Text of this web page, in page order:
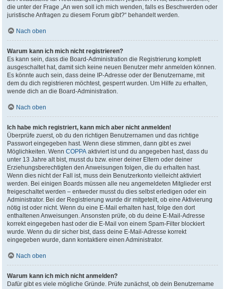
die unter der Frage „An wen soll ich mich wenden, falls es Beschwerden oder
juristische Anfragen zu diesem Forum gibt?“ behandelt werden.
Nach oben
Warum kann ich mich nicht registrieren?
Es kann sein, dass die Board-Administration die Registrierung komplett
ausgeschaltet hat, damit sich keine neuen Benutzer mehr anmelden können.
Es könnte auch sein, dass deine IP-Adresse oder der Benutzername, mit
dem du dich registrieren möchtest, gesperrt wurden. Um Hilfe zu erhalten,
wende dich an die Board-Administration.
Nach oben
Ich habe mich registriert, kann mich aber nicht anmelden!
Überprüfe zuerst, ob du den richtigen Benutzernamen und das richtige
Passwort eingegeben hast. Wenn diese stimmen, dann gibt es zwei
Möglichkeiten. WennCOPPA aktiviert ist und du angegeben hast, dass du
unter 13 Jahre alt bist, musst du bzw. einer deiner Eltern oder deiner
Erziehungsberechtigten den Anweisungen folgen, die du erhalten hast.
Wenn dies nicht der Fall ist, muss dein Benutzerkonto vielleicht aktiviert
werden. Bei einigen Boards müssen alle neu angemeldeten Mitglieder erst
freigeschaltet werden – entweder musst du dies selbst erledigen oder ein
Administrator. Bei der Registrierung wurde dir mitgeteilt, ob eine Aktivierung
nötig ist oder nicht. Wenn du eine E-Mail erhalten hast, folge den dort
enthaltenen Anweisungen. Ansonsten prüfe, ob du deine E-Mail-Adresse
korrekt eingegeben hast oder die E-Mail von einem Spam-Filter blockiert
wurde. Wenn du dir sicher bist, dass deine E-Mail-Adresse korrekt
eingegeben wurde, dann kontaktiere einen Administrator.
Nach oben
Warum kann ich mich nicht anmelden?
Dafür gibt es viele mögliche Gründe. Prüfe zunächst, ob dein Benutzername